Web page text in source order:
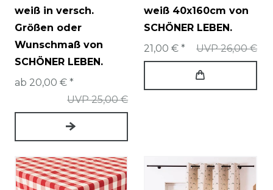
weiß in versch.
Größen oder
Wunschmaß von
SCHÖNER LEBEN.
UVP 25,00 €
ab 20,00 € *
weiß 40x160cm von
SCHÖNER LEBEN.
UVP 26,00 €
21,00 € *